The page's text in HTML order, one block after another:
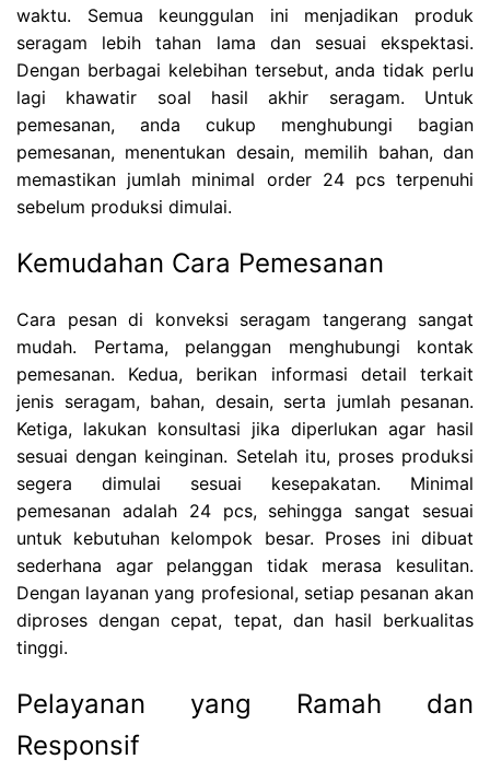
waktu. Semua keunggulan ini menjadikan produk
seragam lebih tahan lama dan sesuai ekspektasi.
Dengan berbagai kelebihan tersebut, anda tidak perlu
lagi khawatir soal hasil akhir seragam. Untuk
pemesanan, anda cukup menghubungi bagian
pemesanan, menentukan desain, memilih bahan, dan
memastikan jumlah minimal order 24 pcs terpenuhi
sebelum produksi dimulai.
Kemudahan Cara Pemesanan
Cara pesan di konveksi seragam tangerang sangat
mudah. Pertama, pelanggan menghubungi kontak
pemesanan. Kedua, berikan informasi detail terkait
jenis seragam, bahan, desain, serta jumlah pesanan.
Ketiga, lakukan konsultasi jika diperlukan agar hasil
sesuai dengan keinginan. Setelah itu, proses produksi
segera dimulai sesuai kesepakatan. Minimal
pemesanan adalah 24 pcs, sehingga sangat sesuai
untuk kebutuhan kelompok besar. Proses ini dibuat
sederhana agar pelanggan tidak merasa kesulitan.
Dengan layanan yang profesional, setiap pesanan akan
diproses dengan cepat, tepat, dan hasil berkualitas
tinggi.
Pelayanan yang Ramah dan
Responsif